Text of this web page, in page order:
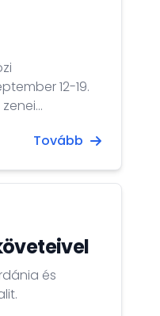
12-19.
Tovább
és